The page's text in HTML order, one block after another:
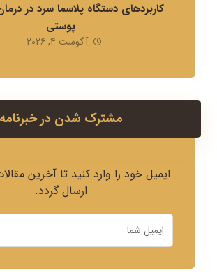
کاربردهای دستگاه پلاسما سرد در
پوستی
آگوست ۴, ۲۰۲۶
مشترک شدن در خبرنامه
ایمیل خود را وارد کنید تا آخرین
ارسال گردد.